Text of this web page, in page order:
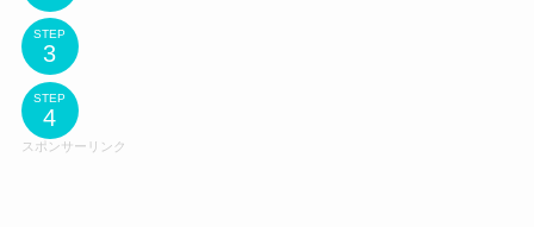
STEP
STEP
スポンサーリンク